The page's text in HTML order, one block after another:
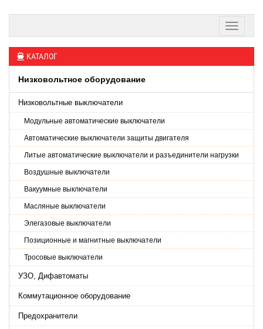
КАТАЛОГ
Низковольтное оборудование
Низковольтные выключатели
Модульные автоматические выключатели
Автоматические выключатели защиты двигателя
Литые автоматические выключатели и разъединители нагрузки
Воздушные выключатели
Вакуумные выключатели
Масляные выключатели
Элегазовые выключатели
Позиционные и магнитные выключатели
Тросовые выключатели
УЗО, Дифавтоматы
Коммутационное оборудование
Предохранители